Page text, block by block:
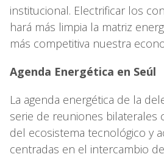
institucional. Electrificar los
hará más limpia la matriz
más competitiva nuestra
Agenda Energética en Seúl
La agenda energética de la
serie de reuniones bilaterales
del ecosistema tecnológico y
centradas en el intercambio